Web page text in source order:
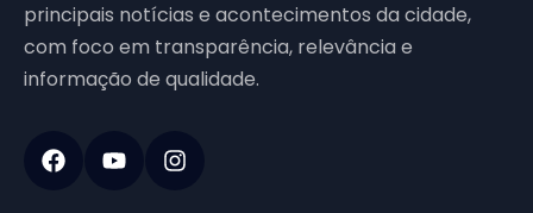
principais notícias e acontecimentos da cidade,
com foco em transparência, relevância e
informação de qualidade.